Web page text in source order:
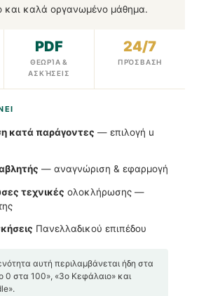
και καλά οργανωμένο μάθημα.
PDF
ΘΕΩΡΊΑ &
ΑΣΚΉΣΕΙΣ
24/7
ΠΡΌΣΒΑΣΗ
κατά παράγοντες — επιλογή u
— αναγνώριση & εφαρμογή
τεχνικές ολοκλήρωσης —
Πανελλαδικού επιπέδου
αυτή περιλαμβάνεται ήδη στα
0 στα 100», «3ο Κεφάλαιο» και